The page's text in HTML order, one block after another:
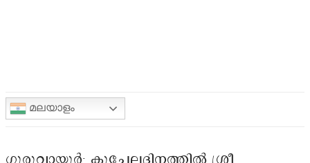
മലയാളം